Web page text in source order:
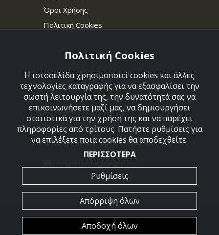
Όροι Χρήσης
Πολιτική Cookies
Στεφάνου Σαράφη 36,
Αργυρούπολη 164 52
210 9960427-210 9960489
2026 @ All Rights Reserved - Dellacasa
Πολιτική Cookies
Η ιστοσελίδα χρησιμοποιεί cookies και άλλες
τεχνολογίες καταγραφής για να εξασφαλίσει την
σωστή λειτουργία της, την δυνατότητά σας να
επικοινωνήσετε μαζί μας, να δημιουργήσει
στατιστικά για την χρήση της και να παρέχει
πληροφορίες από τρίτους. Πατήστε ρυθμίσεις για
να επιλέξετε ποια cookies θα αποδεχθείτε.
ΠΕΡΙΣΣΟΤΕΡΑ
Ρυθμίσεις
Απόρριψη όλων
Αποδοχή όλων